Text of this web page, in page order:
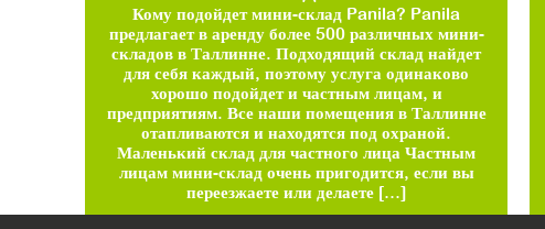
Кому подойдет мини-склад Panila? Panila
предлагает в аренду более 500 различных мини-
складов в Таллинне. Подходящий склад найдет
для себя каждый, поэтому услуга одинаково
хорошо подойдет и частным лицам, и
предприятиям. Все наши помещения в Таллинне
отапливаются и находятся под охраной.
Маленький склад для частного лица Частным
лицам мини-склад очень пригодится, если вы
переезжаете или делаете […]